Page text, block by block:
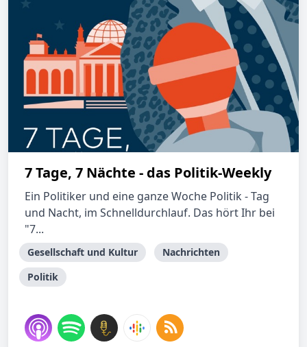
7 Tage, 7 Nächte - das Politik-Weekly
Ein Politiker und eine ganze Woche Politik - Tag
und Nacht, im Schnelldurchlauf. Das hört Ihr bei
"7...
Gesellschaft und Kultur
Nachrichten
Politik